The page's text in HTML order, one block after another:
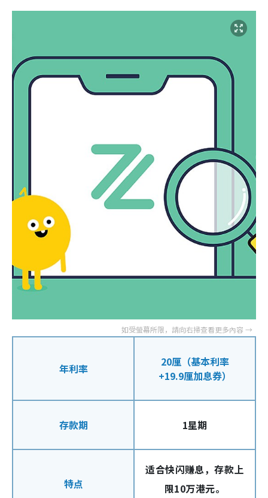
年利率
20厘（基本利率
+19.9厘加息券）
存款期 1星期
特点
适合快闪赚息，存款上
限10万港元。